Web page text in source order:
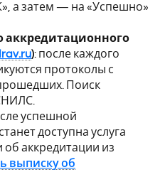
а затем — на «Успешно»
аккредитационного
): после каждого
протоколы с
Поиск
успешной
доступна услуга
аккредитации из
выписку об